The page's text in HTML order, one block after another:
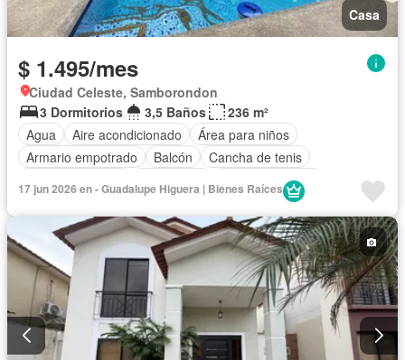
Casa
$ 1.495/mes
Ciudad Celeste, Samborondon
3 Dormitorios
3,5 Baños
236 m²
Agua
Aire acondicionado
Área para niños
Armario empotrado
Balcón
Cancha de tenis
Estacionamiento
Garita de guardianía
Patio
Seguridad
Wifi Completamente amoblado
17 jun 2026 en - Guadalupe Higuera | Bienes Raíces